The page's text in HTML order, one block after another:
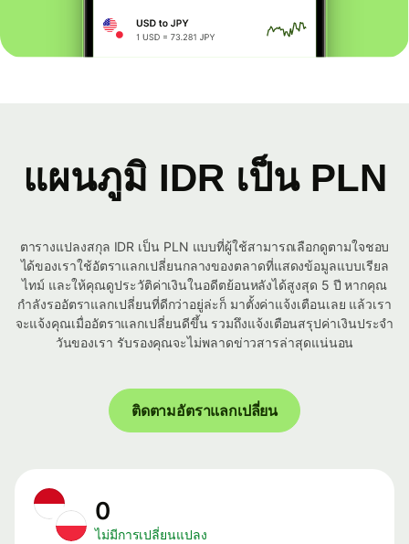
แผนภูมิ IDR เป็น PLN
ตารางแปลงสกุล IDR เป็น PLN แบบที่ผู้ใช้สามารถเลือกดูตามใจชอบ
ได้ของเราใช้อัตราแลกเปลี่ยนกลางของตลาดที่แสดงข้อมูลแบบเรียล
ไทม์ และให้คุณดูประวัติค่าเงินในอดีตย้อนหลังได้สูงสุด 5 ปี หากคุณ
กำลังรออัตราแลกเปลี่ยนที่ดีกว่าอยู่ล่ะก็ มาตั้งค่าแจ้งเตือนเลย แล้วเรา
จะแจ้งคุณเมื่ออัตราแลกเปลี่ยนดีขึ้น รวมถึงแจ้งเตือนสรุปค่าเงินประจำ
วันของเรา รับรองคุณจะไม่พลาดข่าวสารล่าสุดแน่นอน
ติดตามอัตราแลกเปลี่ยน
0
ไม่มีการเปลี่ยนแปลง